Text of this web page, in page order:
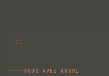
VOUS AVEZ AUSSI